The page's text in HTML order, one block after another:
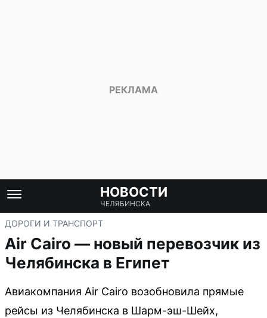
НОВОСТИ
ЧЕЛЯБИНСКА
ДОРОГИ И ТРАНСПОРТ
Air Cairo — новый перевозчик из
Челябинска в Египет
Авиакомпания Air Cairo возобновила прямые
рейсы из Челябинска в Шарм-эш-Шейх,